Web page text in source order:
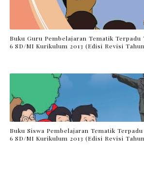
Buku Guru Pembelajaran Tematik Terpadu
6 SD/MI Kurikulum 2013 (Edisi Revisi
Buku Siswa Pembelajaran Tematik
6 SD/MI Kurikulum 2013 (Edisi Revisi